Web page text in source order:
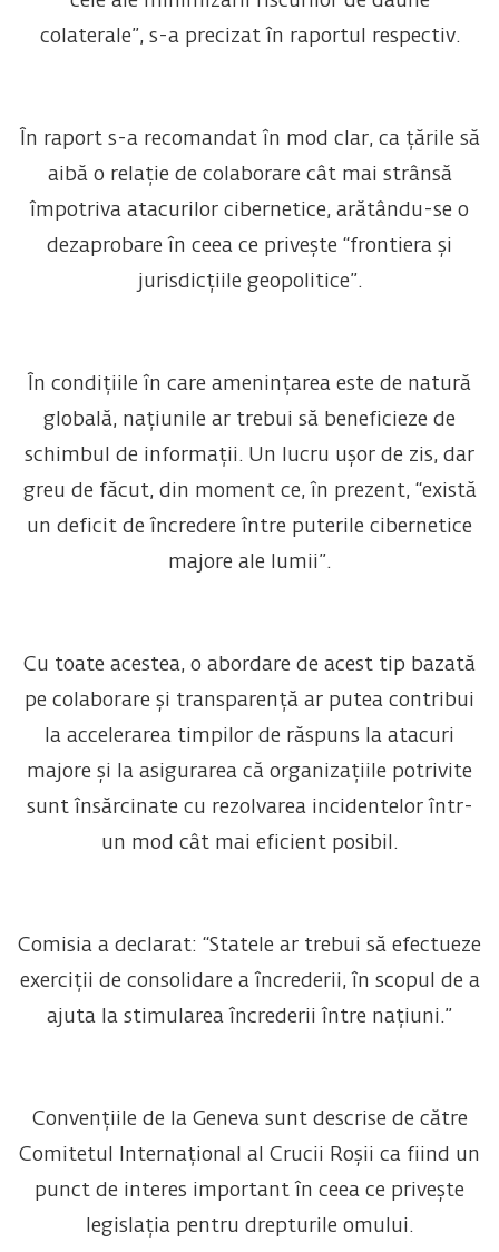
colaterale”, s-a precizat în raportul respectiv.
În raport s-a recomandat în mod clar, ca țările să
aibă o relație de colaborare cât mai strânsă
împotriva atacurilor cibernetice, arătându-se o
dezaprobare în ceea ce privește “frontiera și
jurisdicțiile geopolitice”.
În condițiile în care amenințarea este de natură
globală, națiunile ar trebui să beneficieze de
schimbul de informații. Un lucru ușor de zis, dar
greu de făcut, din moment ce, în prezent, “există
un deficit de încredere între puterile cibernetice
majore ale lumii”.
Cu toate acestea, o abordare de acest tip bazată
pe colaborare și transparență ar putea contribui
la accelerarea timpilor de răspuns la atacuri
majore și la asigurarea că organizațiile potrivite
sunt însărcinate cu rezolvarea incidentelor într-
un mod cât mai eficient posibil.
Comisia a declarat: “Statele ar trebui să efectueze
exerciții de consolidare a încrederii, în scopul de a
ajuta la stimularea încrederii între națiuni.”
Convențiile de la Geneva sunt descrise de către
Comitetul Internațional al Crucii Roșii ca fiind un
punct de interes important în ceea ce privește
legislația pentru drepturile omului.